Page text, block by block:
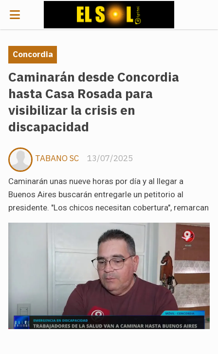
Caminarán desde Concordia
hasta Casa Rosada para
visibilizar la crisis en
discapacidad
Caminarán unas nueve horas por día y al llegar a
Buenos Aires buscarán entregarle un petitorio al
presidente. "Los chicos necesitan cobertura", remarcan
Concordia
13/07/2025
TABANO SC